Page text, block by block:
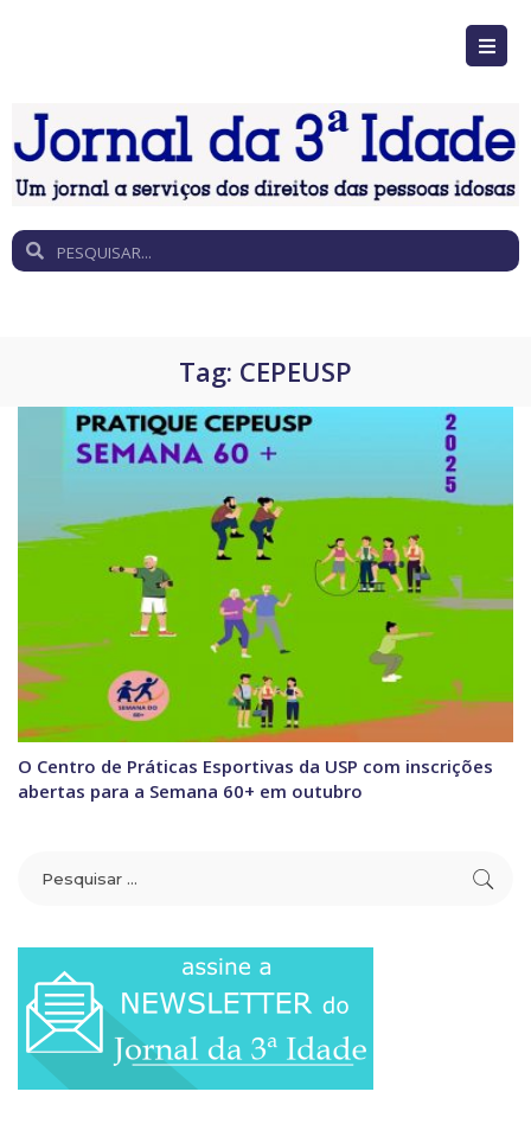
Tag: CEPEUSP
O Centro de Práticas Esportivas da USP com inscrições
abertas para a Semana 60+ em outubro